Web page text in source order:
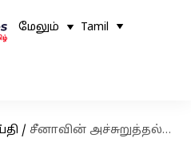
மேலும் Tamil
/ சீனாவின் அச்சுறுத்தல்களை எதிர்கொள்ள தைவானின் பாதுகாப்பு அமைப்பான டி-டோம்